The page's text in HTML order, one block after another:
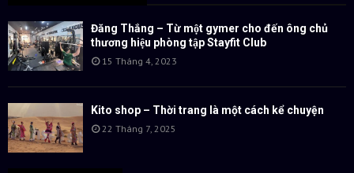
Đăng Thắng – Từ một gymer cho đến ông chủ
thương hiệu phòng tập Stayfit Club
15 Tháng 4, 2023
Kito shop – Thời trang là một cách kể chuyện
22 Tháng 7, 2025